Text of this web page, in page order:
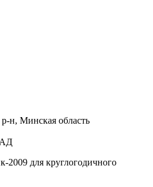
н, Минская область
2009 для круглогодичного